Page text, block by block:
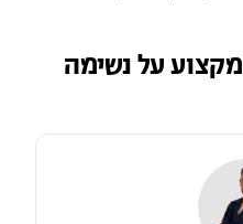
מקצוע עלנשימה